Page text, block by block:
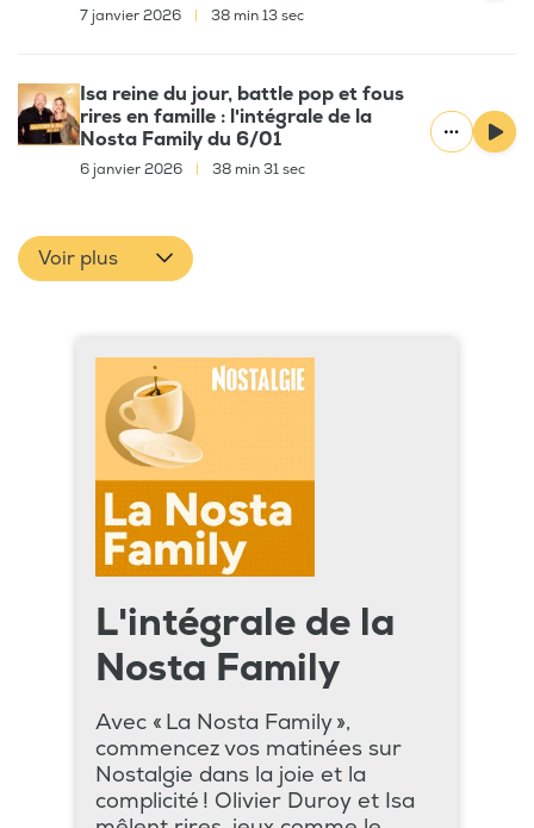
7 janvier 2026 38 min 13 sec
Isa reine du jour, battle pop et fous
rires en famille : l'intégrale de la
Nosta Family du 6/01
6 janvier 2026 38 min 31 sec
Voir plus
L'intégrale de la
Nosta Family
Avec « La Nosta Family »,
commencez vos matinées sur
Nostalgie dans la joie et la
complicité ! Olivier Duroy et Isa